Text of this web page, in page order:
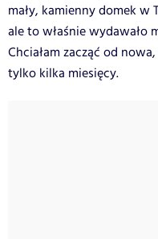
mały, kamienny domek w
ale to właśnie wydawało
Chciałam zacząć od
tylko kilka miesięcy.